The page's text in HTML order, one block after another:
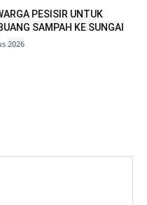
PESISIR UNTUK
SAMPAH KE SUNGAI
2026